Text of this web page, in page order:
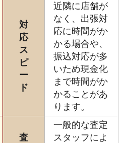
対
応
ス
ピ
ー
ド
近隣に店舗が
なく、出張対
応に時間がか
かる場合や、
振込対応が多
いため現金化
まで時間がか
かることがあ
ります。
査
一般的な査定
スタッフによ